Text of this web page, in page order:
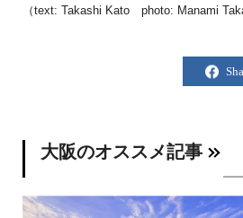
（text: Takashi Kato photo: Manami
大阪のオススメ記事